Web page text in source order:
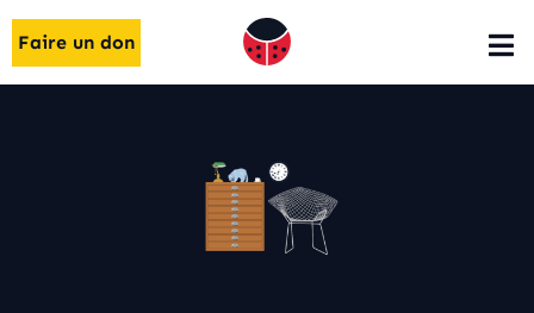
Faire un don